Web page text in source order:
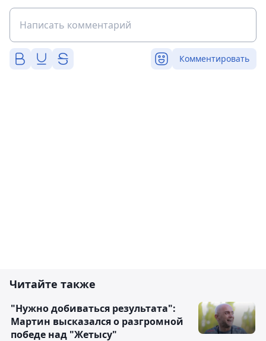
Комментировать
Читайте также
"Нужно добиваться результата":
Мартин высказался о разгромной
победе над "Жетысу"